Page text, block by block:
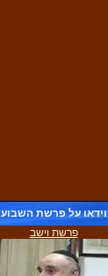
וידאו על פרשת השבוע
פרשת וישב